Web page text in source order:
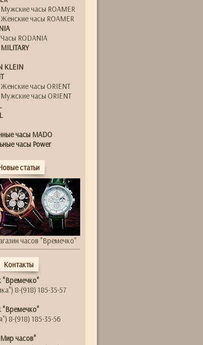
Мужские часы ROAMER
Женские часы ROAMER
Часы RODANIA
KLEIN
Женские часы ORIENT
Мужские часы ORIENT
часы MADO
часы Power
статьи
часов "Времечко"
Контакты
"Времечко"
8-(918) 185-35-57
"Времечко"
8-(918) 185-35-56
часов"